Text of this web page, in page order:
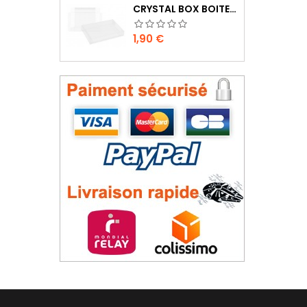
CRYSTAL BOX BOITE MASTER SYSTEM / MEGADRIVE
Prix
1,90 €